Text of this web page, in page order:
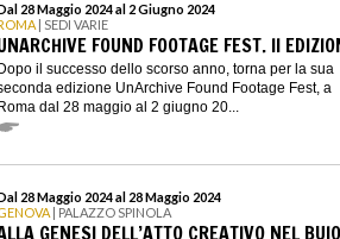
28 Maggio 2024 al 2 Giugno 2024
| SEDI VARIE
FOUND FOOTAGE FEST. II
il successo dello scorso anno, torna per la sua
edizione UnArchive Found Footage Fest, a
dal 28 maggio al 2 giugno 20...
28 Maggio 2024 al 28 Maggio 2024
| PALAZZO SPINOLA
GENESI DELL’ATTO CREATIVO NEL BUIO